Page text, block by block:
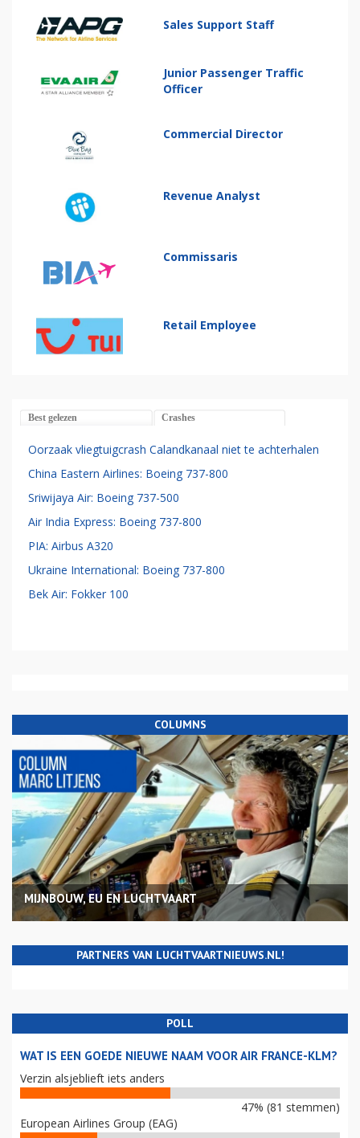
Sales Support Staff
Junior Passenger Traffic
Officer
Commercial Director
Revenue Analyst
Commissaris
Retail Employee
Best gelezen Crashes
Oorzaak vliegtuigcrash Calandkanaal niet te achterhalen
China Eastern Airlines: Boeing 737-800
Sriwijaya Air: Boeing 737-500
Air India Express: Boeing 737-800
PIA: Airbus A320
Ukraine International: Boeing 737-800
Bek Air: Fokker 100
COLUMNS
MIJNBOUW, EU EN LUCHTVAART
PARTNERS VAN LUCHTVAARTNIEUWS.NL!
POLL
WAT IS EEN GOEDE NIEUWE NAAM VOOR AIR FRANCE-KLM?
Verzin alsjeblieft iets anders
47% (81 stemmen)
European Airlines Group (EAG)